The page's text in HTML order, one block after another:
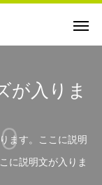
が入りま
ます。ここに説明
に説明文が入りま